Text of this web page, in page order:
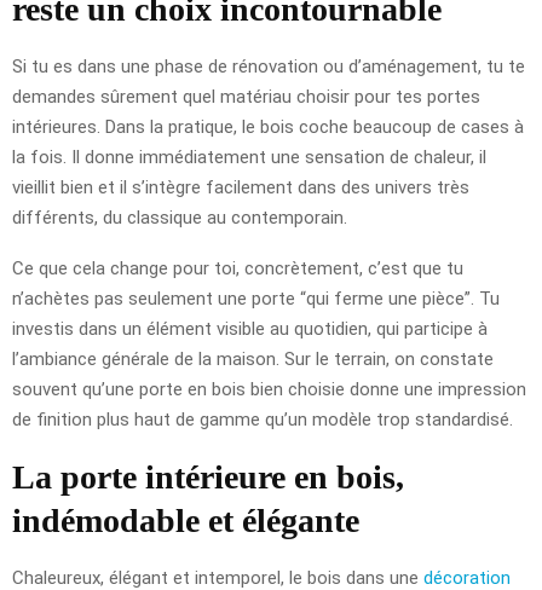
reste un choix incontournable
Si tu es dans une phase de rénovation ou d’aménagement, tu te
demandes sûrement quel matériau choisir pour tes portes
intérieures. Dans la pratique, le bois coche beaucoup de cases à
la fois. Il donne immédiatement une sensation de chaleur, il
vieillit bien et il s’intègre facilement dans des univers très
différents, du classique au contemporain.
Ce que cela change pour toi, concrètement, c’est que tu
n’achètes pas seulement une porte “qui ferme une pièce”. Tu
investis dans un élément visible au quotidien, qui participe à
l’ambiance générale de la maison. Sur le terrain, on constate
souvent qu’une porte en bois bien choisie donne une impression
de finition plus haut de gamme qu’un modèle trop standardisé.
La porte intérieure en bois,
indémodable et élégante
Chaleureux, élégant et intemporel, le bois dans une décoration